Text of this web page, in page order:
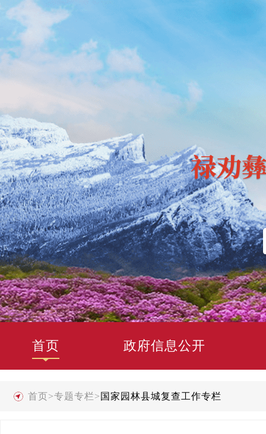
首页 政府信息公开
首页>专题专栏> 国家园林县城复查工作专栏